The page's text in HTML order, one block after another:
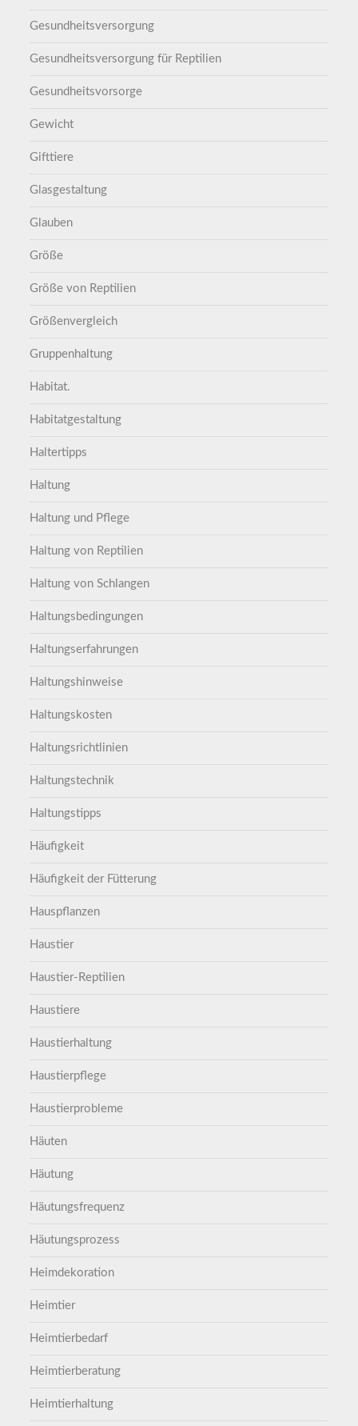
Gesundheitsversorgung
Gesundheitsversorgung für Reptilien
Gesundheitsvorsorge
Gewicht
Gifttiere
Glasgestaltung
Glauben
Größe
Größe von Reptilien
Größenvergleich
Gruppenhaltung
Habitat.
Habitatgestaltung
Haltertipps
Haltung
Haltung und Pflege
Haltung von Reptilien
Haltung von Schlangen
Haltungsbedingungen
Haltungserfahrungen
Haltungshinweise
Haltungskosten
Haltungsrichtlinien
Haltungstechnik
Haltungstipps
Häufigkeit
Häufigkeit der Fütterung
Hauspflanzen
Haustier
Haustier-Reptilien
Haustiere
Haustierhaltung
Haustierpflege
Haustierprobleme
Häuten
Häutung
Häutungsfrequenz
Häutungsprozess
Heimdekoration
Heimtier
Heimtierbedarf
Heimtierberatung
Heimtierhaltung